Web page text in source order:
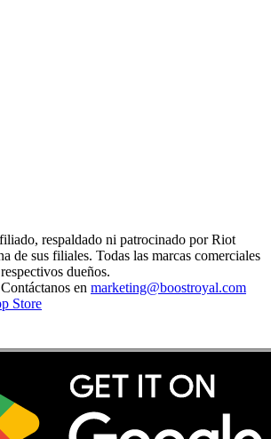
respaldado ni patrocinado por Riot
de sus filiales. Todas las marcas comerciales
dueños.
en marketing@boostroyal.com